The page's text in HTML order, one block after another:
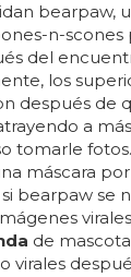
bearpaw,
n-
del
los
después de
a
tomarle
máscara
bearpaw se
de
virales